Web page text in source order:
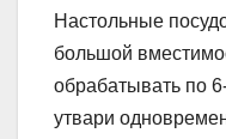
Настольные
большой
обрабатывать по
утвари